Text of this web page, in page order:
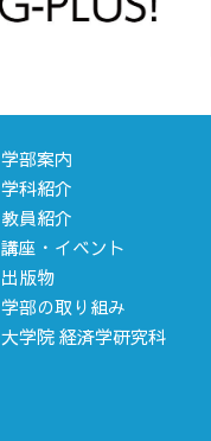
学部案内
学科紹介
教員紹介
講座・イベント
出版物
学部の取り組み
大学院 経済学研究科